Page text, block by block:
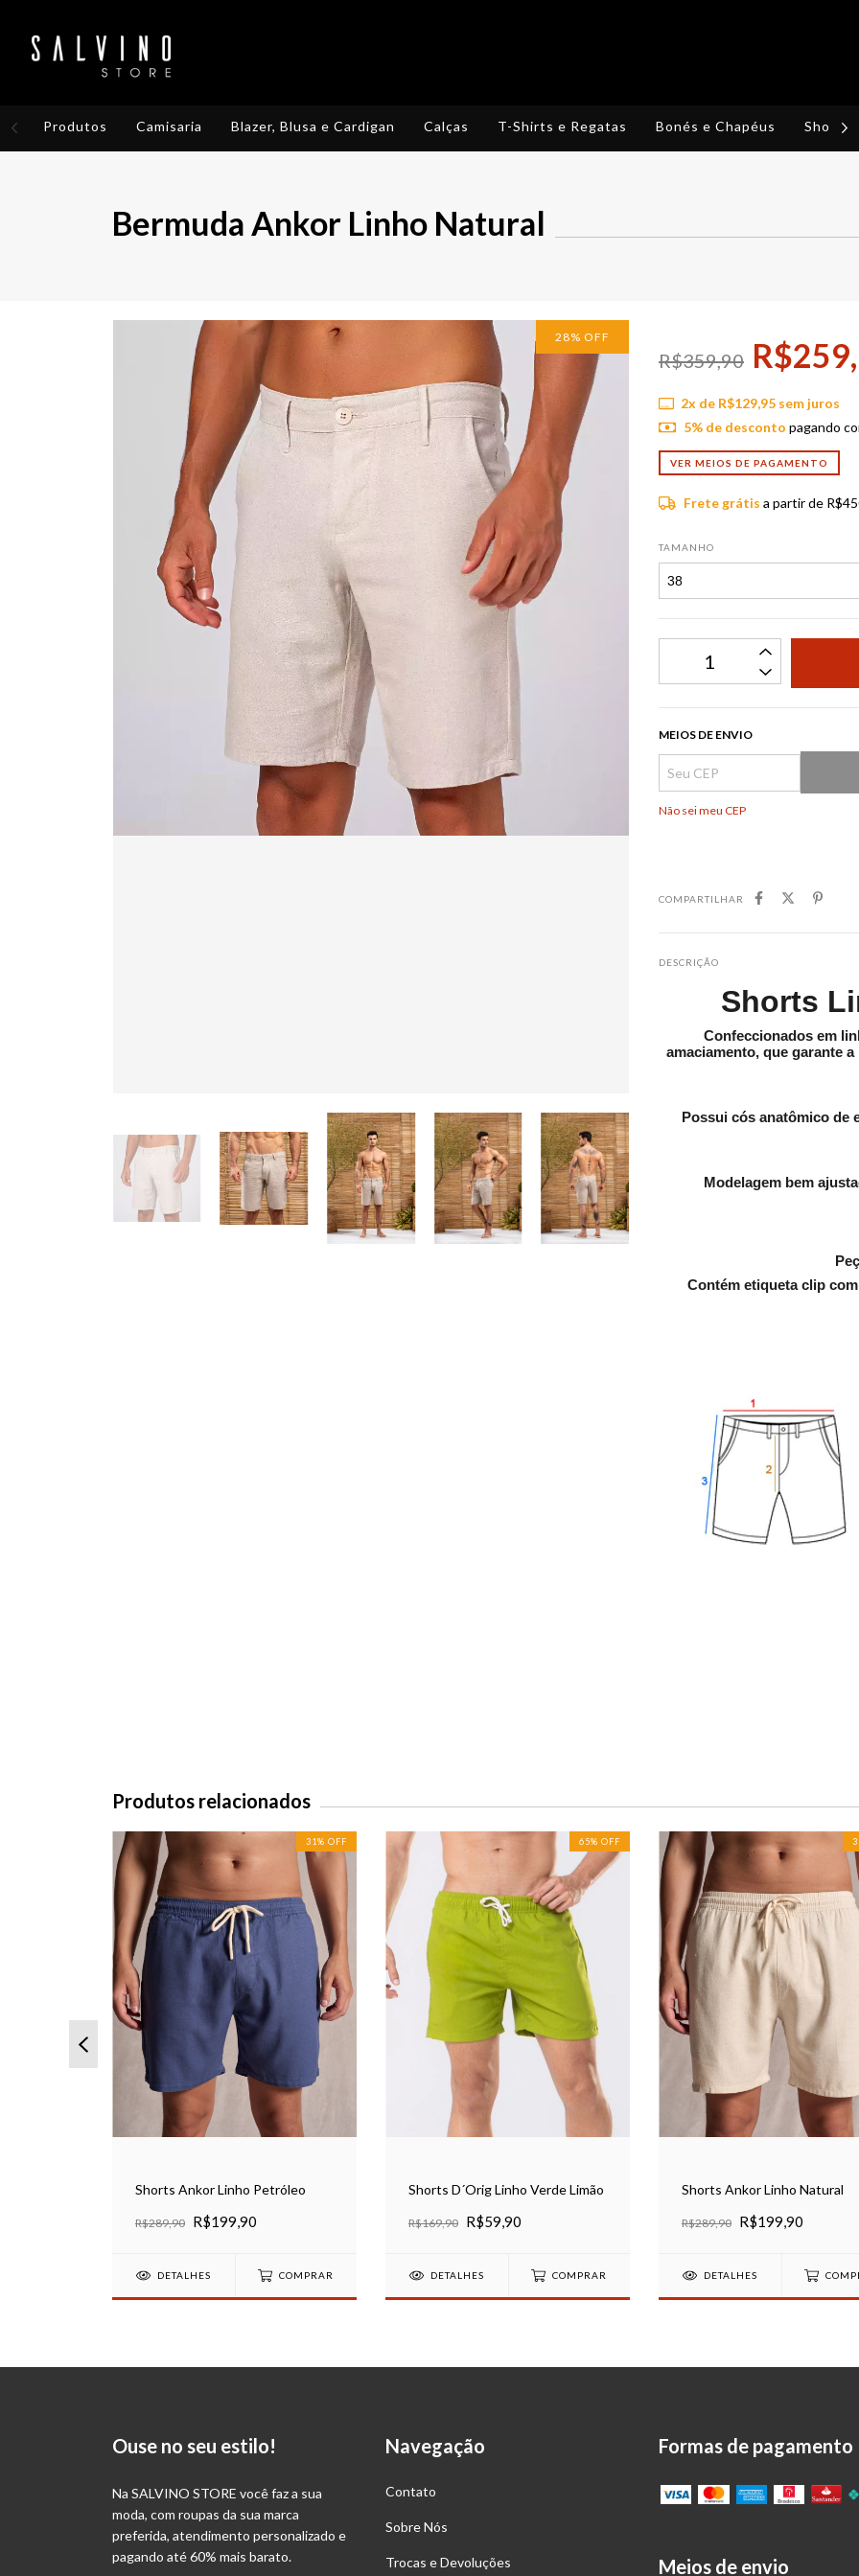
Produtos Camisaria Blazer, Blusa e Cardigan Calças T-Shirts e Regatas Bonés e Chapéus Shorts,
Bermuda Ankor Linho Natural
28% OFF
R$359,90
2x de R$129,95sem juros
5% de desconto pagando
VER MEIOS DE PAGAMENTO
Frete grátis a partir de
TAMANHO
MEIOS DE ENVIO
Não sei meu CEP
COMPARTILHAR
DESCRIÇÃO
Shorts
Confeccionados em
amaciamento, que garante
Possui cós anatômico de
Modelagem bem
Contém etiqueta clip
Produtos relacionados
31% OFF
Shorts Ankor Linho Petróleo
R$289,90 R$199,90
DETALHES COMPRAR
65% OFF
Shorts D´Orig Linho Verde Limão
R$169,90 R$59,90
DETALHES COMPRAR
Shorts Ankor Linho Natural
R$289,90 R$199,90
DETALHES
Ouse no seu estilo!
Na SALVINO STORE você faz a sua
moda, com roupas da sua marca
preferida, atendimento personalizado e
pagando até 60% mais barato.
Navegação
Contato
Sobre Nós
Trocas e Devoluções
Formas de pagamento
Meios de envio